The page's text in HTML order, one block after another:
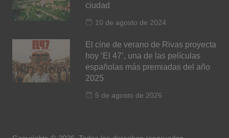
ciudad
10 de agosto de 2024
El cine de verano de Rivas proyecta
hoy ‘El 47’, una de las películas
españolas más premiadas del año
2025
5 de agosto de 2026